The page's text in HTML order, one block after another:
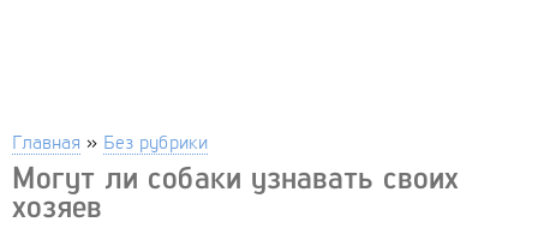
Главная » Без рубрики
Могут ли собаки узнавать своих
хозяев